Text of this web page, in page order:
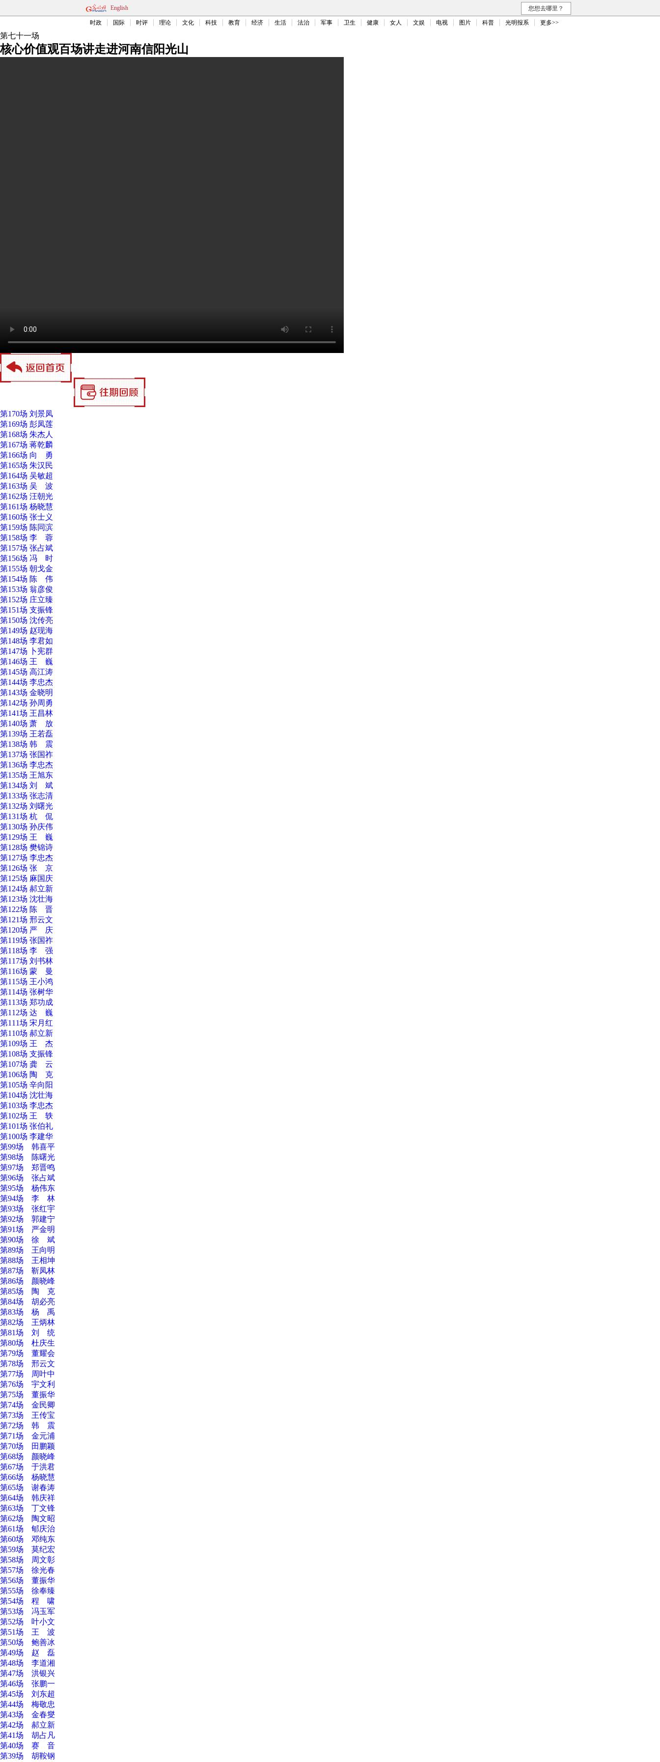
English 您想去哪里？
时政 国际 时评 理论 文化 科技 教育 经济 生活 法治 军事 卫生 健康 女人 文娱 电视 图片 科普 光明报系 更多>>
第七十一场
核心价值观百场讲走进河南信阳光山
第170场 刘景凤
第169场 彭凤莲
第168场 朱杰人
第167场 蒋乾麟
第166场 向 勇
第165场 朱汉民
第164场 吴敏超
第163场 吴 波
第162场 汪朝光
第161场 杨晓慧
第160场 张士义
第159场 陈同滨
第158场 李 蓉
第157场 张占斌
第156场 冯 时
第155场 朝戈金
第154场 陈 伟
第153场 翁彦俊
第152场 庄立臻
第151场 支振锋
第150场 沈传亮
第149场 赵现海
第148场 李君如
第147场 卜宪群
第146场 王 巍
第145场 高江涛
第144场 李忠杰
第143场 金晓明
第142场 孙周勇
第141场 王昌林
第140场 萧 放
第139场 王若磊
第138场 韩 震
第137场 张国祚
第136场 李忠杰
第135场 王旭东
第134场 刘 斌
第133场 张志清
第132场 刘曙光
第131场 杭 侃
第130场 孙庆伟
第129场 王 巍
第128场 樊锦诗
第127场 李忠杰
第126场 张 京
第125场 麻国庆
第124场 郝立新
第123场 沈壮海
第122场 陈 晋
第121场 邢云文
第120场 严 庆
第119场 张国祚
第118场 李 强
第117场 刘书林
第116场 蒙 曼
第115场 王小鸿
第114场 张树华
第113场 郑功成
第112场 达 巍
第111场 宋月红
第110场 郝立新
第109场 王 杰
第108场 支振锋
第107场 龚 云
第106场 陶 克
第105场 辛向阳
第104场 沈壮海
第103场 李忠杰
第102场 王 轶
第101场 张伯礼
第100场 李建华
第99场 韩喜平
第98场 陈曙光
第97场 郑晋鸣
第96场 张占斌
第95场 杨伟东
第94场 李 林
第93场 张红宇
第92场 郭建宁
第91场 严金明
第90场 徐 斌
第89场 王向明
第88场 王相坤
第87场 靳凤林
第86场 颜晓峰
第85场 陶 克
第84场 胡必亮
第83场 杨 禹
第82场 王炳林
第81场 刘 统
第80场 杜庆生
第79场 董耀会
第78场 邢云文
第77场 周叶中
第76场 宇文利
第75场 董振华
第74场 金民卿
第73场 王传宝
第72场 韩 震
第71场 金元浦
第70场 田鹏颖
第68场 颜晓峰
第67场 于洪君
第66场 杨晓慧
第65场 谢春涛
第64场 韩庆祥
第63场 丁文锋
第62场 陶文昭
第61场 郇庆治
第60场 邓纯东
第59场 莫纪宏
第58场 周文彰
第57场 徐光春
第56场 董振华
第55场 徐奉臻
第54场 程 啸
第53场 冯玉军
第52场 叶小文
第51场 王 波
第50场 鲍善冰
第49场 赵 磊
第48场 李道湘
第47场 洪银兴
第46场 张鹏一
第45场 刘东超
第44场 梅敬忠
第43场 金春燮
第42场 郝立新
第41场 胡占凡
第40场 赛 音
第39场 胡鞍钢